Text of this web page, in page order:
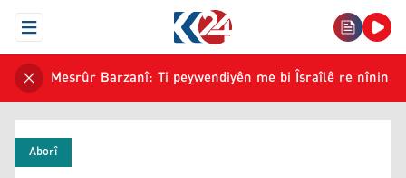
Open Menu
Mesrûr Barzanî: Ti peywendiyên me bi Îsraîlê re nînin
Aborî